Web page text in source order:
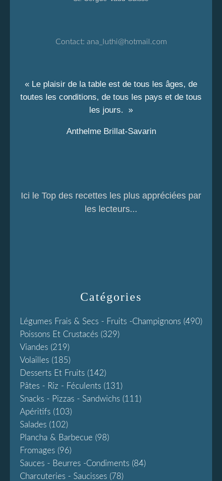
Catégories
Légumes Frais & Secs - Fruits -champignons (490)
Poissons Et Crustacés (329)
Viandes (219)
Volailles (185)
Desserts Et Fruits (142)
Pâtes - Riz - Féculents (131)
Snacks - Pizzas - Sandwichs (111)
Apéritifs (103)
Salades (102)
Plancha & Barbecue (98)
Fromages (96)
Sauces - Beurres -condiments (84)
Charcuteries - Saucisses (78)
Contact: ana_luthi@hotmail.com
« Le plaisir de la table est de tous les âges, de
toutes les conditions, de tous les pays et de tous
les jours. »
Anthelme Brillat-Savarin
Ici le Top des recettes les plus appréciées par
les lecteurs...